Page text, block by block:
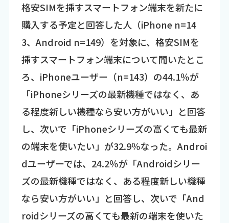
格安SIMを挿すスマートフォン端末を新たに
購入する予定と回答した人（iPhone n=14
3、Android n=149）を対象に、格安SIMを
挿すスマートフォン端末について聞いたとこ
ろ、iPhoneユーザー（n=143）の44.1％が
「iPhoneシリーズの最新機種ではなく、あ
る程度新しい機種なら安い方がいい」と回答
し、次いで「iPhoneシリーズの高くても最新
の端末を使いたい」が32.9％なった。Androi
dユーザーでは、24.2％が「Androidシリー
ズの最新機種ではなく、ある程度新しい機種
なら安い方がいい」と回答し、次いで「And
roidシリーズの高くても最新の端末を使いた